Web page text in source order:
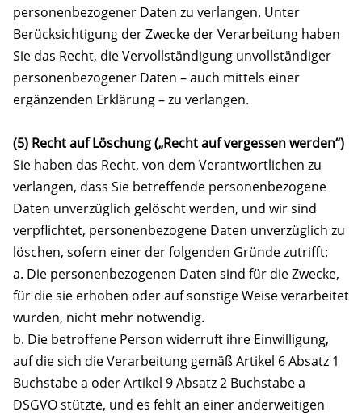
personenbezogener Daten zu verlangen. Unter
Berücksichtigung der Zwecke der Verarbeitung haben
Sie das Recht, die Vervollständigung unvollständiger
personenbezogener Daten – auch mittels einer
ergänzenden Erklärung – zu verlangen.
(5) Recht auf Löschung („Recht auf vergessen werden“)
Sie haben das Recht, von dem Verantwortlichen zu
verlangen, dass Sie betreffende personenbezogene
Daten unverzüglich gelöscht werden, und wir sind
verpflichtet, personenbezogene Daten unverzüglich zu
löschen, sofern einer der folgenden Gründe zutrifft:
a. Die personenbezogenen Daten sind für die Zwecke,
für die sie erhoben oder auf sonstige Weise verarbeitet
wurden, nicht mehr notwendig.
b. Die betroffene Person widerruft ihre Einwilligung,
auf die sich die Verarbeitung gemäß Artikel 6 Absatz 1
Buchstabe a oder Artikel 9 Absatz 2 Buchstabe a
DSGVO stützte, und es fehlt an einer anderweitigen